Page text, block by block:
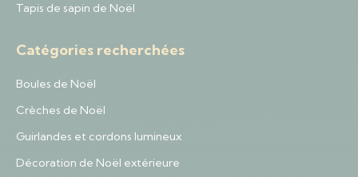
Tapis de sapin de Noël
Catégories recherchées
Boules de Noël
Crèches de Noël
Guirlandes et cordons lumineux
Décoration de Noël extérieure